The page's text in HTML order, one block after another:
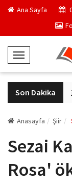
Ana Sayfa
T
o
g
g
e
a
i
Son Dakika
VakıfBank
Anasayfa Şiir
Sezai
Rosa'